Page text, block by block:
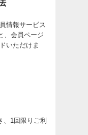
情報サービス
、会員ページ
いただけま
、1回限りご利